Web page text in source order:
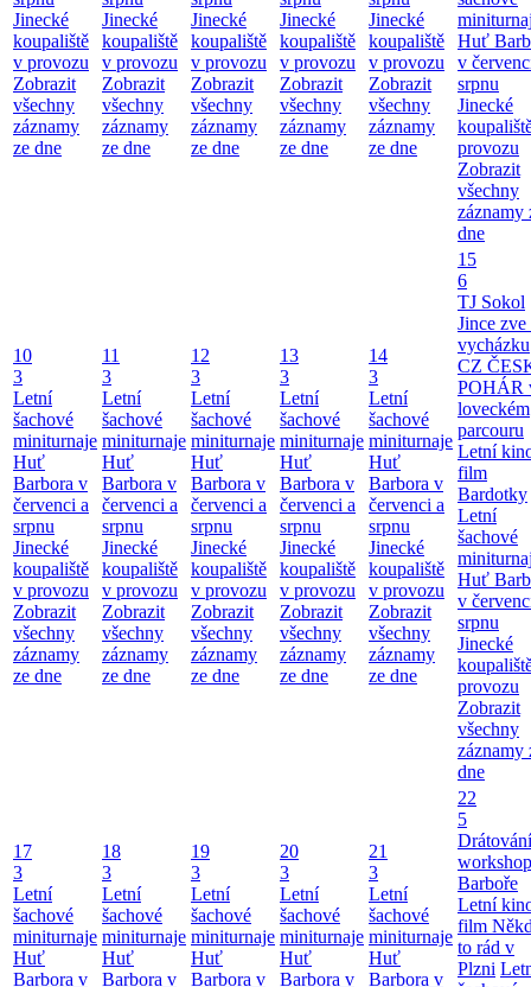
Jinecké
koupaliště
v provozu
Zobrazit
všechny
záznamy
ze dne
Jinecké
koupaliště
v provozu
Zobrazit
všechny
záznamy
ze dne
Jinecké
koupaliště
v provozu
Zobrazit
všechny
záznamy
ze dne
Jinecké
koupaliště
v provozu
Zobrazit
všechny
záznamy
ze dne
Jinecké
koupaliště
v provozu
Zobrazit
všechny
záznamy
ze dne
Huť
v
srpnu
Jinecké
provozu
Zobrazit
všechny
záznamy
dne
10
3
Letní
šachové
miniturnaje
Huť
Barbora v
červenci a
srpnu
Jinecké
koupaliště
v provozu
Zobrazit
všechny
záznamy
ze dne
11
3
Letní
šachové
miniturnaje
Huť
Barbora v
červenci a
srpnu
Jinecké
koupaliště
v provozu
Zobrazit
všechny
záznamy
ze dne
12
3
Letní
šachové
miniturnaje
Huť
Barbora v
červenci a
srpnu
Jinecké
koupaliště
v provozu
Zobrazit
všechny
záznamy
ze dne
13
3
Letní
šachové
miniturnaje
Huť
Barbora v
červenci a
srpnu
Jinecké
koupaliště
v provozu
Zobrazit
všechny
záznamy
ze dne
14
3
Letní
šachové
miniturnaje
Huť
Barbora v
červenci a
srpnu
Jinecké
koupaliště
v provozu
Zobrazit
všechny
záznamy
ze dne
15
6
TJ Sokol
Jince zve
vycházku
CZ
POHÁR
loveckém
parcouru
Letní
film
Bardotky
Letní
šachové
Huť
v
srpnu
Jinecké
provozu
Zobrazit
všechny
záznamy
dne
17
3
Letní
šachové
miniturnaje
Huť
Barbora v
18
3
Letní
šachové
miniturnaje
Huť
Barbora v
19
3
Letní
šachové
miniturnaje
Huť
Barbora v
20
3
Letní
šachové
miniturnaje
Huť
Barbora v
21
3
Letní
šachové
miniturnaje
Huť
Barbora v
22
5
Barboře
Letní
film
to rád v
Plzni